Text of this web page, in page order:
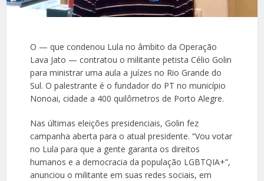
O — que condenou Lula no âmbito da Operação
Lava Jato — contratou o militante petista Célio Golin
para ministrar uma aula a juízes no Rio Grande do
Sul. O palestrante é o fundador do PT no município
Nonoai, cidade a 400 quilômetros de Porto Alegre.
Nas últimas eleições presidenciais, Golin fez
campanha aberta para o atual presidente. “Vou votar
no Lula para que a gente garanta os direitos
humanos e a democracia da população LGBTQIA+”,
anunciou o militante em suas redes sociais, em